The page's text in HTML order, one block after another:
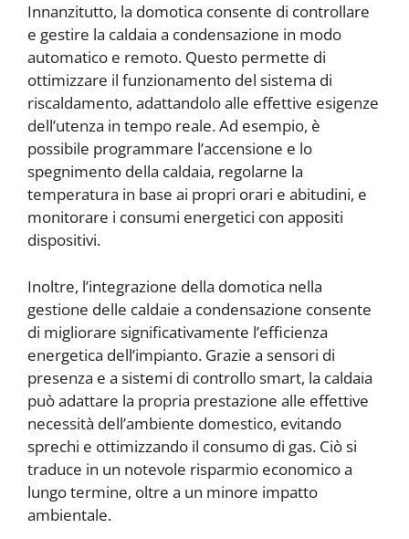
Innanzitutto, la domotica consente di controllare
e gestire la caldaia a condensazione in modo
automatico e remoto. Questo permette di
ottimizzare il funzionamento del sistema di
riscaldamento, adattandolo alle effettive esigenze
dell’utenza in tempo reale. Ad esempio, è
possibile programmare l’accensione e lo
spegnimento della caldaia, regolarne la
temperatura in base ai propri orari e abitudini, e
monitorare i consumi energetici con appositi
dispositivi.
Inoltre, l’integrazione della domotica nella
gestione delle caldaie a condensazione consente
di migliorare significativamente l’efficienza
energetica dell’impianto. Grazie a sensori di
presenza e a sistemi di controllo smart, la caldaia
può adattare la propria prestazione alle effettive
necessità dell’ambiente domestico, evitando
sprechi e ottimizzando il consumo di gas. Ciò si
traduce in un notevole risparmio economico a
lungo termine, oltre a un minore impatto
ambientale.